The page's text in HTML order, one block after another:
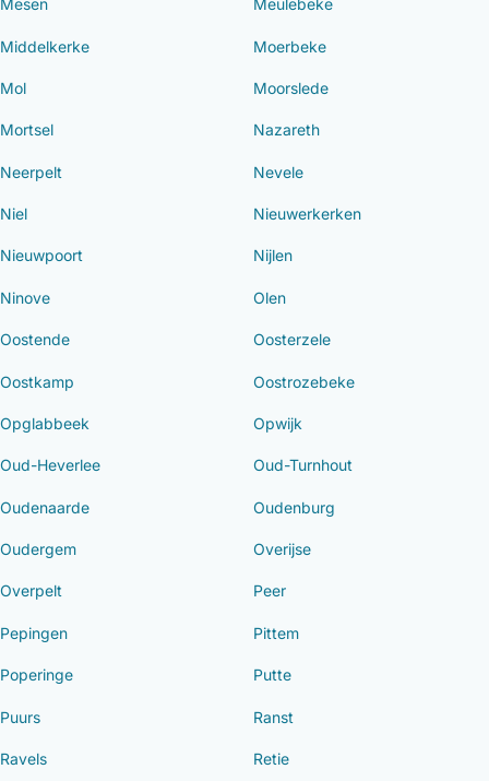
Mesen Meulebeke
Middelkerke Moerbeke
Mol Moorslede
Mortsel Nazareth
Neerpelt Nevele
Niel Nieuwerkerken
Nieuwpoort Nijlen
Ninove Olen
Oostende Oosterzele
Oostkamp Oostrozebeke
Opglabbeek Opwijk
Oud-Heverlee Oud-Turnhout
Oudenaarde Oudenburg
Oudergem Overijse
Overpelt Peer
Pepingen Pittem
Poperinge Putte
Puurs Ranst
Ravels Retie